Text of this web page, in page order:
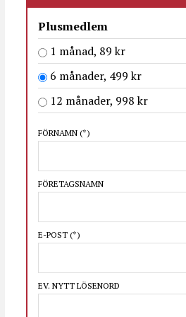
Plusmedlem
1 månad, 89 kr
6 månader, 499 kr
12 månader, 998 kr
FÖRNAMN (*)
FÖRETAGSNAMN
E-POST (*)
EV. NYTT LÖSENORD